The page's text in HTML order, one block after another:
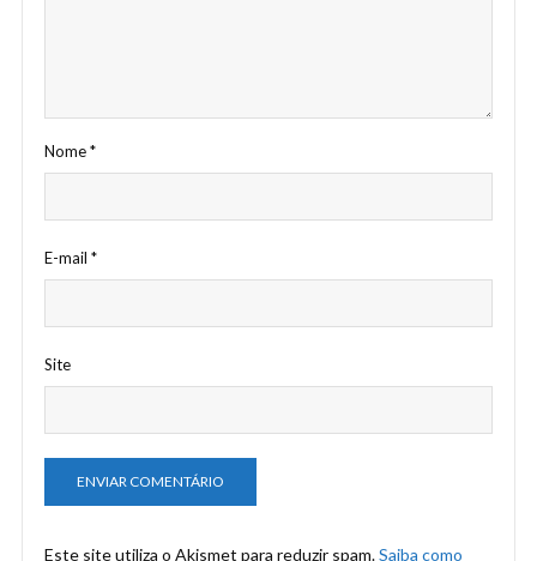
Nome*
E-mail *
Site
Este site utiliza o Akismet para reduzir spam.Saiba como